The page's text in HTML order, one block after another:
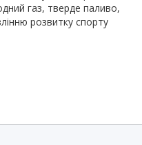
газ, тверде паливо,
розвитку спорту